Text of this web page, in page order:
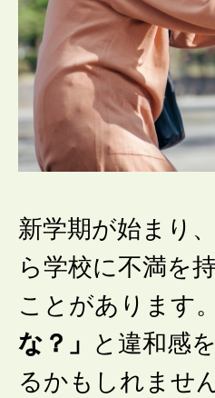
新学期が始まり
ら学校に不満を
ことがあります。
な？」 と違和感
るかもしれません